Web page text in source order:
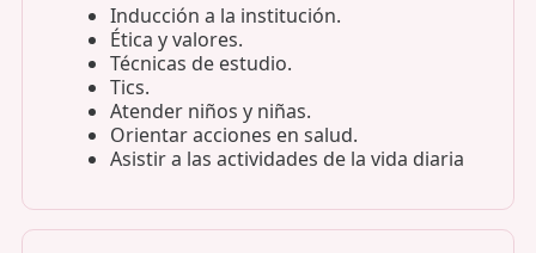
Inducción a la institución.
Ética y valores.
Técnicas de estudio.
Tics.
Atender niños y niñas.
Orientar acciones en salud.
Asistir a las actividades de la vida diaria